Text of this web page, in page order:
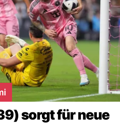
sorgt für neue